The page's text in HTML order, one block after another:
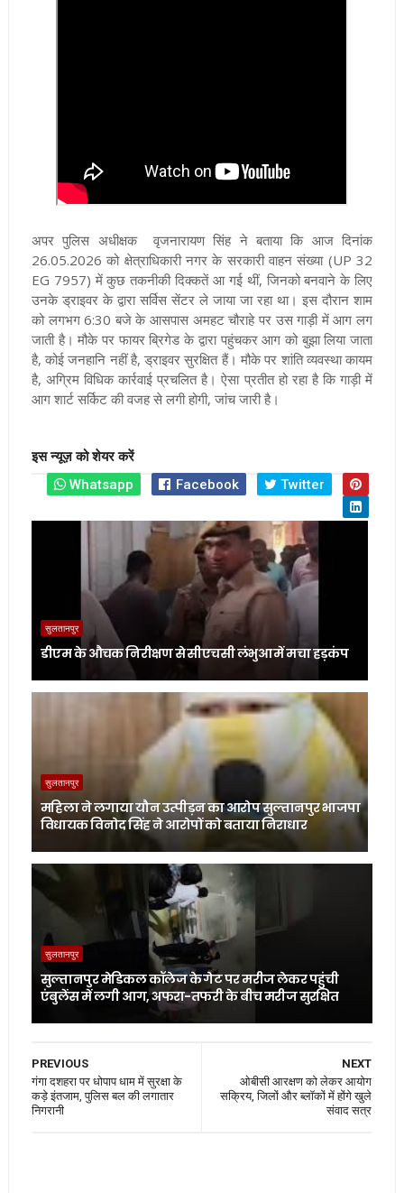
अपर पुलिस अधीक्षक वृजनारायण सिंह ने बताया कि आज दिनांक
26.05.2026 को क्षेत्राधिकारी नगर के सरकारी वाहन संख्या (UP 32
EG 7957) में कुछ तकनीकी दिक्कतें आ गई थीं, जिनको बनवाने के लिए
उनके ड्राइवर के द्वारा सर्विस सेंटर ले जाया जा रहा था। इस दौरान शाम
को लगभग 6:30 बजे के आसपास अमहट चौराहे पर उस गाड़ी में आग लग
जाती है। मौके पर फायर ब्रिगेड के द्वारा पहुंचकर आग को बुझा लिया जाता
है, कोई जनहानि नहीं है, ड्राइवर सुरक्षित हैं। मौके पर शांति व्यवस्था कायम
है, अग्रिम विधिक कार्रवाई प्रचलित है। ऐसा प्रतीत हो रहा है कि गाड़ी में
आग शार्ट सर्किट की वजह से लगी होगी, जांच जारी है।
इस न्यूज़ को शेयर करें
Whatsapp
Facebook Twitter
सुलतानपुर
डीएम के औचक निरीक्षण से सीएचसी लंभुआ में मचा हड़कंप
सुलतानपुर
महिला ने लगाया यौन उत्पीड़न का आरोप सुल्तानपुर भाजपा
विधायक विनोद सिंह ने आरोपों को बताया निराधार
सुलतानपुर
सुल्तानपुर मेडिकल कॉलेज के गेट पर मरीज लेकर पहुंची
एंबुलेंस में लगी आग, अफरा-तफरी के बीच मरीज सुरक्षित
NEXT
ओबीसी आरक्षण को लेकर आयोग
सक्रिय, जिलों और ब्लॉकों में होंगे खुले
संवाद सत्र
PREVIOUS
गंगा दशहरा पर धोपाप धाम में सुरक्षा के
कड़े इंतजाम, पुलिस बल की लगातार
निगरानी